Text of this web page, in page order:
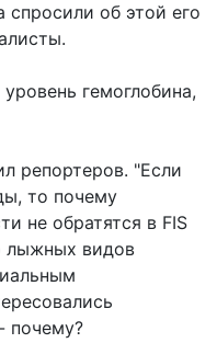
об этой его
гемоглобина,
репортеров. "Если
то почему
не обратятся в FIS
лыжных видов
почему?